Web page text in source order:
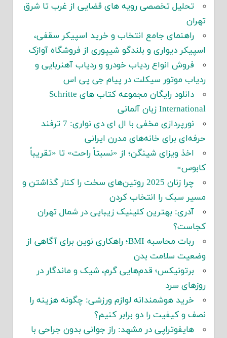
تحلیل تخصصی رویه های قضایی از غرب تا شرق
تهران
راهنمای جامع انتخاب و خرید اسپیکر سقفی،
اسپیکر دیواری و بلندگو شیپوری از فروشگاه آوازک
فروش انواع ردیاب خودرو و ردیاب آهنربایی و
ردیاب موتور سیکلت در پیام جی پی اس
دانلود رایگان مجموعه کتاب های Schritte
International زبان آلمانی
نورپردازی مخفی با ال ای دی نواری: 7 ترفند
حرفه‌ای برای خانه‌های مدرن ایرانی
اخذ ویزای شینگن؛ از «نسبتاً راحت» تا «تقریباً
کابوس»
چرا زنان 2025 روتین‌های سخت را کنار گذاشتن و
مسیر سبک را انتخاب کردن
آدری: بهترین کلینیک زیبایی در شمال تهران
کجاست؟
ربات محاسبه BMI؛ راهکاری نوین برای آگاهی از
وضعیت سلامت بدن
برتونیکس؛ قدم‌هایی گرم، شیک و ماندگار در
روزهای سرد
خرید هوشمندانه لوازم ورزشی: چگونه هزینه را
نصف و کیفیت را دو برابر کنیم؟
هایفوتراپی در مشهد: راز جوانی بدون جراحی با